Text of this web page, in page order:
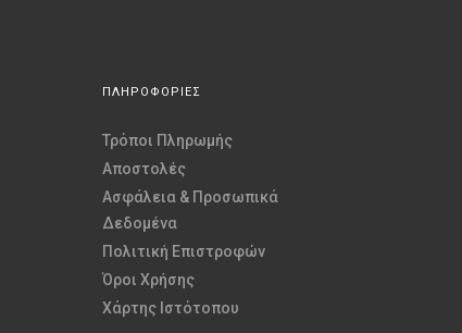
ΠΛΗΡΟΦΟΡΙΕΣ
Τρόποι Πληρωμής
Αποστολές
Ασφάλεια & Προσωπικά
Δεδομένα
Πολιτική Επιστροφών
Όροι Χρήσης
Χάρτης Ιστότοπου